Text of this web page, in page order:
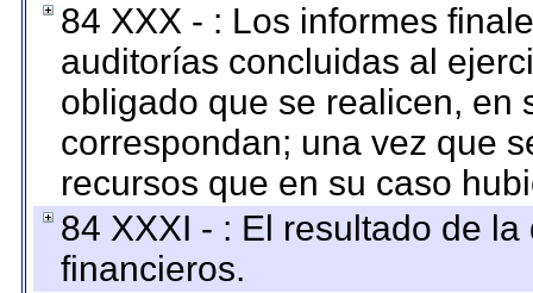
84 XXX - : Los informes
auditorías concluidas al
obligado que se realicen, en
correspondan; una vez que
recursos que en su caso
84 XXXI - : El resultado de
financieros.